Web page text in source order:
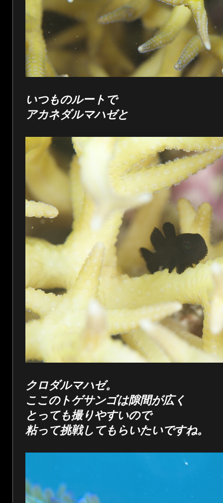
いつものルートで
アカネダルマハゼと
クロダルマハゼ。
ここのトゲサンゴは隙間が広く
とっても撮りやすいので
粘って挑戦してもらいたいですね。